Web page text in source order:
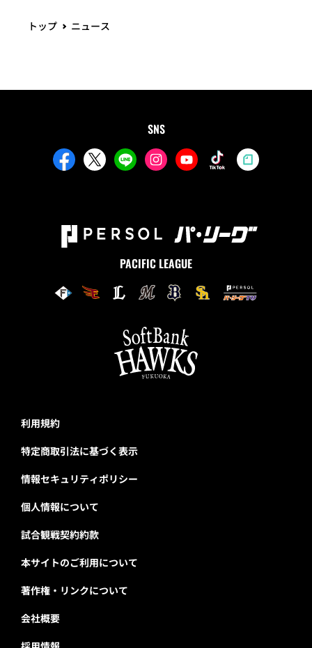
トップ ニュース
SNS
PACIFIC LEAGUE
利用規約
特定商取引法に基づく表示
情報セキュリティポリシー
個人情報について
試合観戦契約約款
本サイトのご利用について
著作権・リンクについて
会社概要